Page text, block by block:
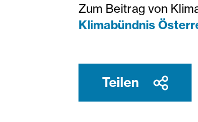
Zum Beitrag von
Klimabündnis
Teilen